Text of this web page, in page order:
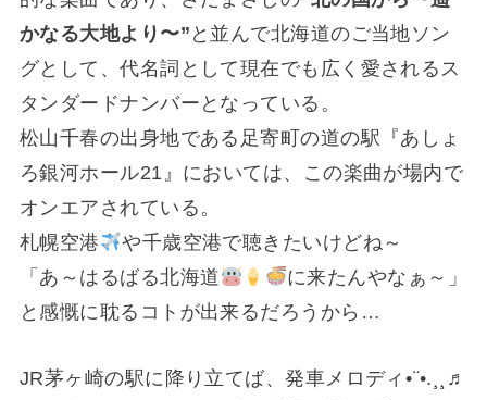
かなる大地より〜” と並んで北海道のご当地ソン
グとして、代名詞として現在でも広く愛されるス
タンダードナンバーとなっている。
松山千春の出身地である足寄町の道の駅『あしょ
ろ銀河ホール21』においては、この楽曲が場内で
オンエアされている。
札幌空港
や千歳空港で聴きたいけどね～
「あ～はるばる北海道
に来たんやなぁ～」
と感慨に耽るコトが出来るだろうから…
JR茅ヶ崎の駅に降り立てば、発車メロディ•¨•.¸¸♬